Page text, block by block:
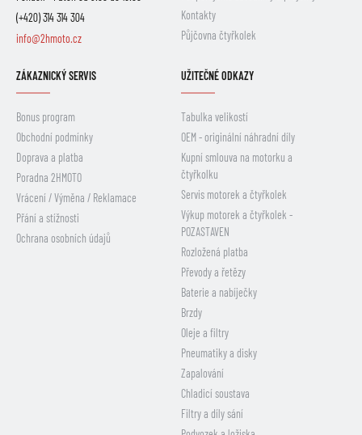
(+420) 314 314 304
info@2hmoto.cz
Kontakty
Půjčovna čtyřkolek
ZÁKAZNICKÝ SERVIS
Bonus program
Obchodní podmínky
Doprava a platba
Poradna 2HMOTO
Vrácení / Výměna / Reklamace
Přání a stížnosti
Ochrana osobních údajů
UŽITEČNÉ ODKAZY
Tabulka velikostí
OEM - originální náhradní díly
Kupní smlouva na motorku a
čtyřkolku
Servis motorek a čtyřkolek
Výkup motorek a čtyřkolek -
POZASTAVEN
Rozložená platba
Převody a řetězy
Baterie a nabíječky
Brzdy
Oleje a filtry
Pneumatiky a disky
Zapalování
Chladicí soustava
Filtry a díly sání